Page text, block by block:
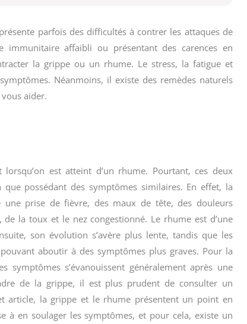
parfois des difficultés à contrer les attaques de
immunitaire affaibli ou présentant des carences en
la grippe ou un rhume. Le stress, la fatigue et
Néanmoins, il existe des remèdes naturels
aider.
est atteint d’un rhume. Pourtant, ces deux
possédant des symptômes similaires. En effet, la
prise de fièvre, des maux de tête, des douleurs
la toux et le nez congestionné. Le rhume est d’une
son évolution s’avère plus lente, tandis que les
aboutir à des symptômes plus graves. Pour la
symptômes s’évanouissent généralement après une
de la grippe, il est plus prudent de consulter un
article, la grippe et le rhume présentent un point en
à en soulager les symptômes, et pour cela, existe un